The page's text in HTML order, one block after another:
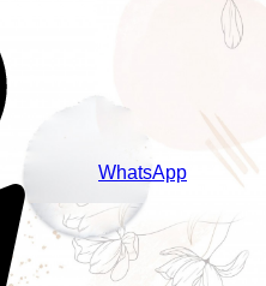
WhatsApp